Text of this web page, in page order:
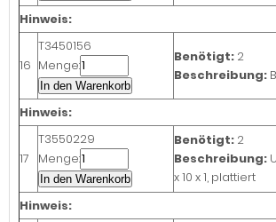
Hinweis:
16
T3450156
Menge:
In den Warenkorb
Benötigt: 2
Beschreibung:
Hinweis:
17
T3550229
Menge:
In den Warenkorb
Benötigt: 2
Beschreibung:
x 10 x 1, plattiert
Hinweis: